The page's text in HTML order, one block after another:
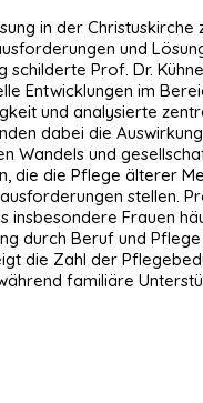
in der Christuskirche
und
schilderte Prof. Dr.
Entwicklungen im
und analysierte
dabei die
Wandels und
die die Pflege älterer
stellen.
insbesondere Frauen
durch Beruf und
die Zahl der
familiäre